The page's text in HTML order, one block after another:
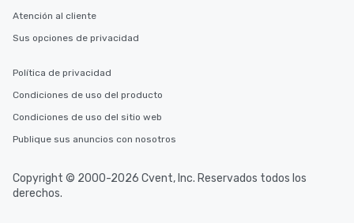
Atención al cliente
Sus opciones de privacidad
Política de privacidad
Condiciones de uso del producto
Condiciones de uso del sitio web
Publique sus anuncios con nosotros
Copyright © 2000-2026 Cvent, Inc. Reservados todos los
derechos.